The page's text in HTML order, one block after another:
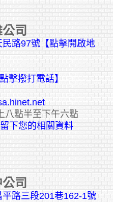
司
路97號【點擊開啟地
擊撥打電話】
八點半至下午六點
下您的相關資料
司
路三段201巷162-1號